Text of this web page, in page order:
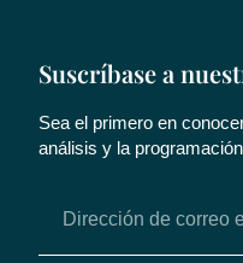
Suscríbase a
Sea el primero en
análisis y la